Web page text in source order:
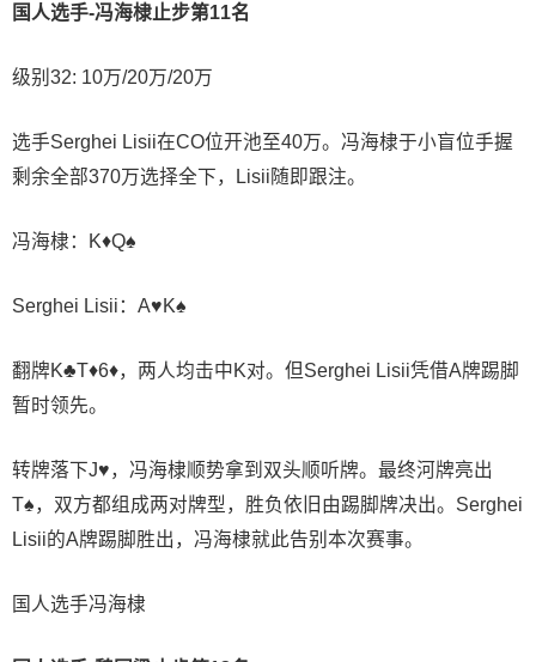
国人选手-冯海棣止步第11名
级别32: 10万/20万/20万
选手Serghei Lisii在CO位开池至40万。冯海棣于小盲位手握
剩余全部370万选择全下，Lisii随即跟注。
冯海棣：K♦Q♠
Serghei Lisii：A♥K♠
翻牌K♣T♦6♦，两人均击中K对。但Serghei Lisii凭借A牌踢脚
暂时领先。
转牌落下J♥️，冯海棣顺势拿到双头顺听牌。最终河牌亮出
T♠️，双方都组成两对牌型，胜负依旧由踢脚牌决出。Serghei
Lisii的A牌踢脚胜出，冯海棣就此告别本次赛事。
国人选手冯海棣